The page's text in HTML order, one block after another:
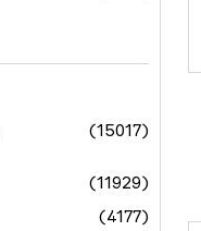
(15017)
(11929)
(4177)